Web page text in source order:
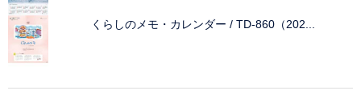
くらしのメモ・カレンダー / TD-860（202...